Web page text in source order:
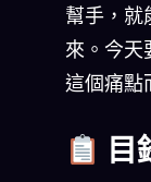
幫手，就
來。今天
這個痛點
目